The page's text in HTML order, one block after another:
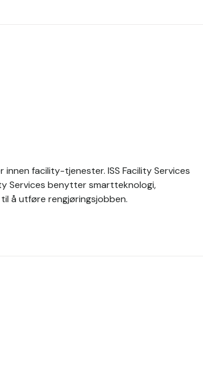
innen facility-tjenester. ISS Facility Services
Services benytter smartteknologi,
å utføre rengjøringsjobben.